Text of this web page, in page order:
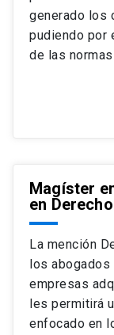
+ 5
+
generado los
pudiendo por
de las
Magíster
en
La mención
los
empresas
les permitirá
enfocado en